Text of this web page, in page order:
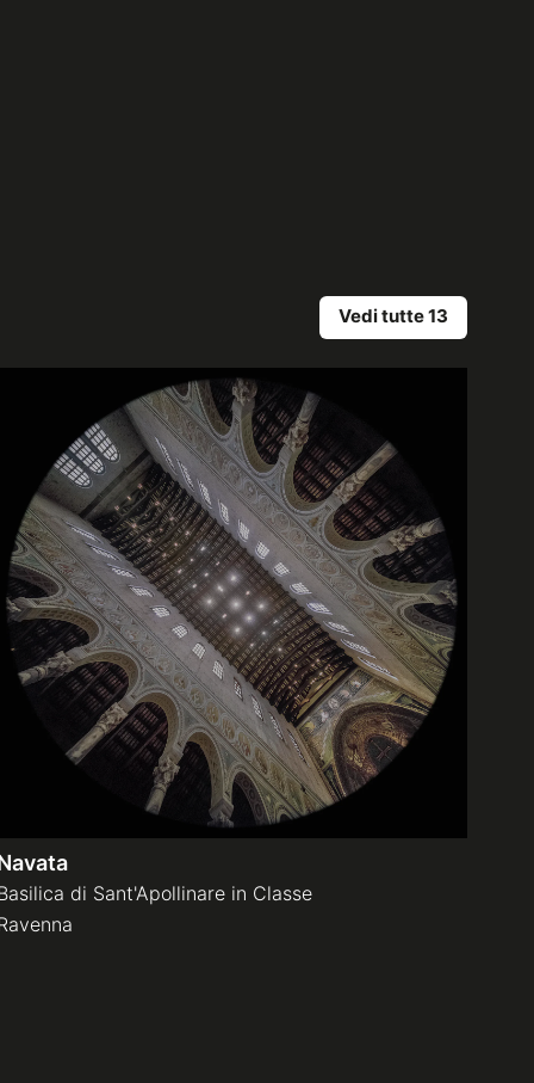
Vedi tutte 13
di Sant'Apollinare in Classe